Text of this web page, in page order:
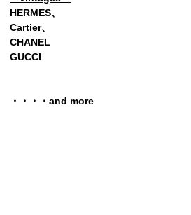
HERMES、
Cartier、
CHANEL
GUCCI
・・・・and more